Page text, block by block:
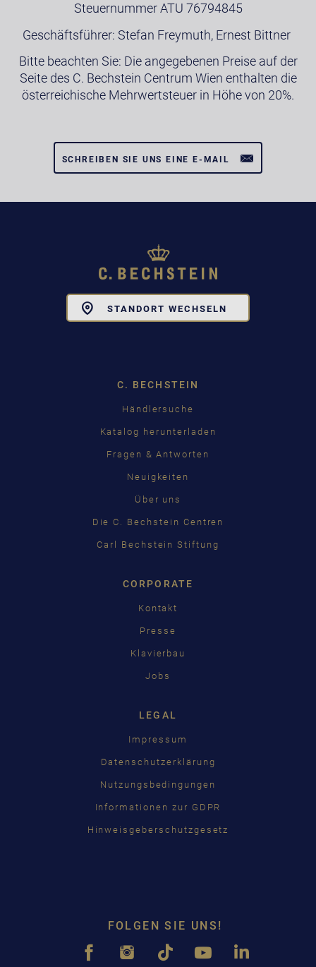
Steuernummer ATU 76794845
Geschäftsführer: Stefan Freymuth, Ernest Bittner
Bitte beachten Sie: Die angegebenen Preise auf der
Seite des C. Bechstein Centrum Wien enthalten die
österreichische Mehrwertsteuer in Höhe von 20%.
SCHREIBEN SIE UNS EINE E-MAIL
STANDORT WECHSELN
C. BECHSTEIN
Händlersuche
Katalog herunterladen
Fragen & Antworten
Neuigkeiten
Über uns
Die C. Bechstein Centren
Carl Bechstein Stiftung
CORPORATE
Kontakt
Presse
Klavierbau
Jobs
LEGAL
Impressum
Datenschutzerklärung
Nutzungsbedingungen
Informationen zur GDPR
Hinweisgeberschutzgesetz
FOLGEN SIE UNS!